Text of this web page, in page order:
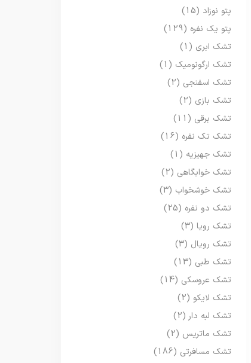
پتو نوزاد (15)
پتو یک نفره (129)
تشک ابری (1)
تشک ارگونومیک (1)
تشک اسفنجی (2)
تشک بازی (2)
تشک برقی (11)
تشک تک نفره (16)
تشک جهیزیه (1)
تشک خوابگاهی (2)
تشک خوشخواب (3)
تشک دو نفره (25)
تشک رویا (3)
تشک رویال (3)
تشک طبی (13)
تشک عروسکی (14)
تشک لایکو (2)
تشک لبه دار (2)
تشک ماتریس (2)
تشک مسافرتی (186)